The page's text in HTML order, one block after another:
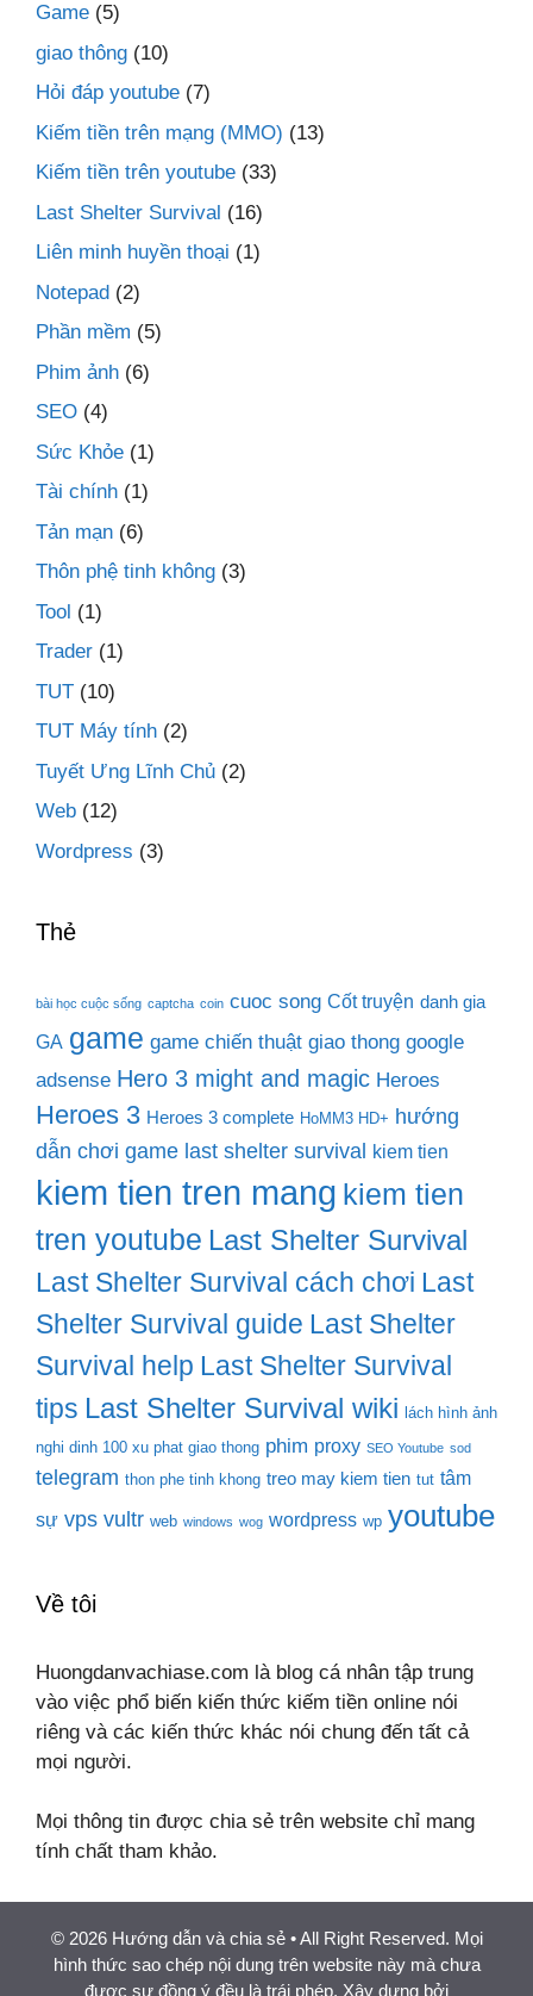
Game (5)
giao thông (10)
Hỏi đáp youtube (7)
Kiếm tiền trên mạng (MMO) (13)
Kiếm tiền trên youtube (33)
Last Shelter Survival (16)
Liên minh huyền thoại (1)
Notepad (2)
Phần mềm (5)
Phim ảnh (6)
SEO (4)
Sức Khỏe (1)
Tài chính (1)
Tản mạn (6)
Thôn phệ tinh không (3)
Tool (1)
Trader (1)
TUT (10)
TUT Máy tính (2)
Tuyết Ưng Lĩnh Chủ (2)
Web (12)
Wordpress (3)
Thẻ
bài học cuộc sống captcha coin cuoc song Cốt truyện danh gia
GA game game chiến thuật giao thong google
adsense Hero 3 might and magic Heroes
Heroes 3 Heroes 3 complete HoMM3 HD+ hướng
dẫn chơi game last shelter survival kiem tien
kiem tien tren mang kiem tien
tren youtube Last Shelter Survival
Last Shelter Survival cách chơi Last
Shelter Survival guide Last Shelter
Survival help Last Shelter Survival
tips Last Shelter Survival wiki lách hình ảnh
nghi dinh 100 xu phat giao thong phim proxy SEO Youtube sod
telegram thon phe tinh khong treo may kiem tien tut tâm
sự vps vultr web windows wog wordpress wp youtube
Về tôi
Huongdanvachiase.com là blog cá nhân tập trung
vào việc phổ biến kiến thức kiếm tiền online nói
riêng và các kiến thức khác nói chung đến tất cả
mọi người.
Mọi thông tin được chia sẻ trên website chỉ mang
tính chất tham khảo.
© 2026 Hướng dẫn và chia sẻ• All Right Reserved. Mọi
hình thức sao chép nội dung trên website này mà chưa
được sự đồng ý đều là trái phép. Xây dựng bởi